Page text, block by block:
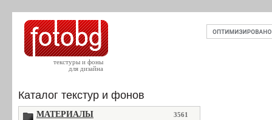
текстуры и фоны
для дизайна
Каталог текстур и фонов
МАТЕРИАЛЫ 3561